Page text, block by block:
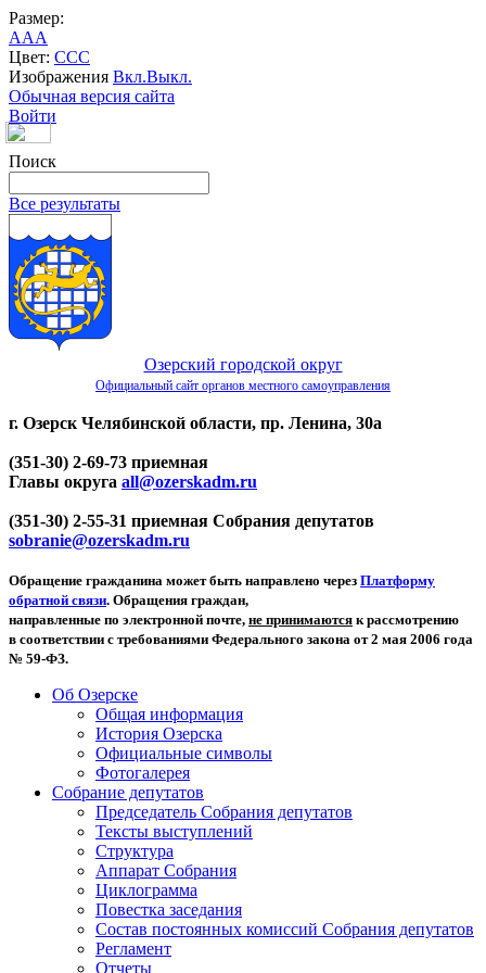
Размер:
AAA
Цвет: CCC
Изображения Вкл.Выкл.
Обычная версия сайта
Войти
Поиск
Все результаты
Озерский городской округ
Официальный сайт органов местного самоуправления
г. Озерск Челябинской области, пр. Ленина, 30а
(351-30) 2-69-73 приемная
Главы округа all@ozerskadm.ru
(351-30) 2-55-31 приемная Собрания депутатов
sobranie@ozerskadm.ru
Обращение гражданина может быть направлено через Платформу
обратной связи. Обращения граждан,
направленные по электронной почте, не принимаются к рассмотрению
в соответствии с требованиями Федерального закона от 2 мая 2006 года
№ 59-ФЗ.
Об Озерске
Общая информация
История Озерска
Официальные символы
Фотогалерея
Собрание депутатов
Председатель Собрания депутатов
Тексты выступлений
Структура
Аппарат Собрания
Циклограмма
Повестка заседания
Состав постоянных комиссий Собрания депутатов
Регламент
Отчеты